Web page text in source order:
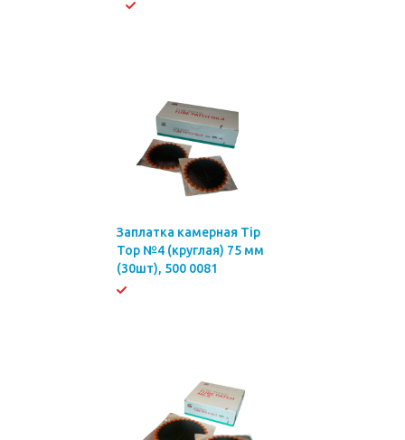
Заплатка камерная Tip
Top №4 (круглая) 75 мм
(30шт), 500 0081